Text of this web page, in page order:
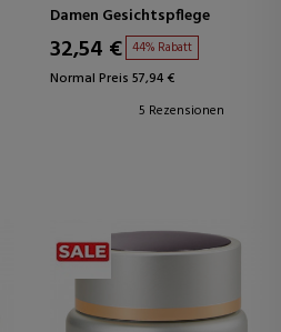
Damen Gesichtspflege
32,54 € 44% Rabatt
Normal Preis 57,94 €
5 Rezensionen